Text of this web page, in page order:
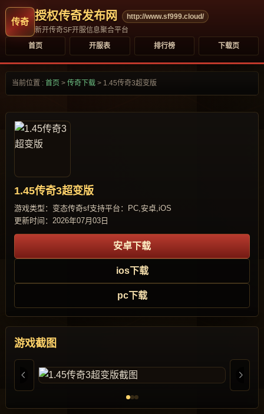
授权传奇发布网
http://www.sf999.cloud/
新开传奇SF开服信息聚合平台
首页
开服表 排行榜 下载页
当前位置 : 首页 > 传奇下载 > 1.45传奇3超变版
1.45传奇3超变版
游戏类型：变态传奇sf支持平台：PC,安卓,iOS
更新时间：2026年07月03日
安卓下载
ios下载
pc下载
游戏截图